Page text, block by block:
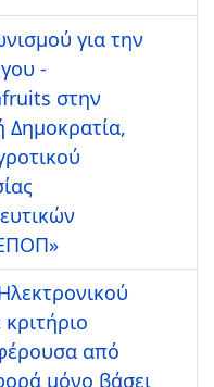
για την
-
στην
Δημοκρατία,
από
μόνο βάσει